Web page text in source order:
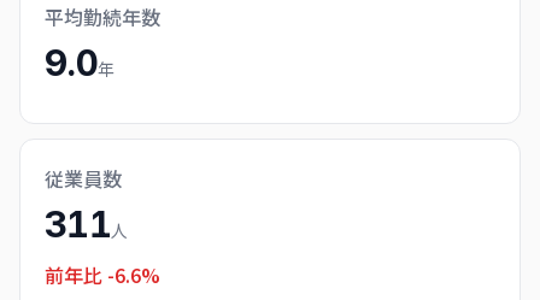
平均勤続年数
9.0年
従業員数
311人
前年比 -6.6%